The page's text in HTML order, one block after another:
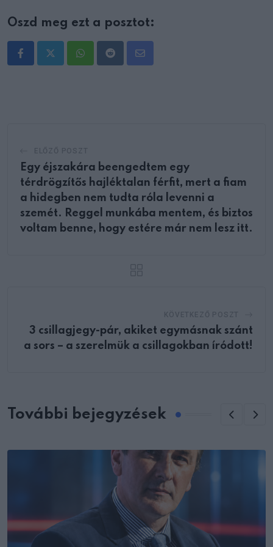
Oszd meg ezt a posztot:
WhatsappRedditShare
Egy éjszakára beengedtem egy
térdrögzítős hajléktalan férfit, mert a fiam
a hidegben nem tudta róla levenni a
szemét. Reggel munkába mentem, és biztos
voltam benne, hogy estére már nem lesz itt.
3 csillagjegy-pár, akiket egymásnak szánt
a sors – a szerelmük a csillagokban íródott!
További bejegyzések